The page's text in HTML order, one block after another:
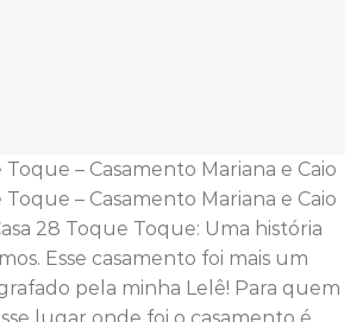
Toque – Casamento Mariana e Caio
Toque – Casamento Mariana e Caio
28 Toque Toque: Uma história
Esse casamento foi mais um
pela minha Lelê! Para quem